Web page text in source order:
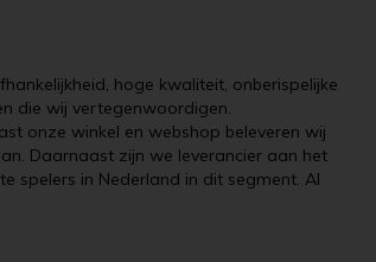
hoge kwaliteit, onberispelijke
die wij vertegenwoordigen.
onze winkel en webshop beleveren wij
Daarnaast zijn we leverancier aan het
spelers in Nederland in dit segment. Al